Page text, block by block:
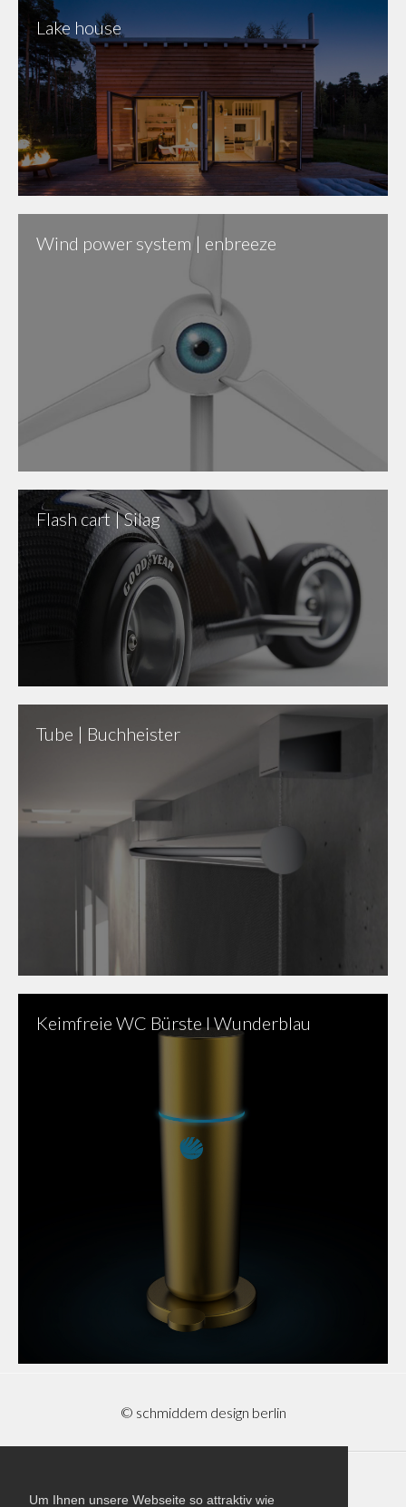
Um Ihnen unsere Webseite so attraktiv wie
Lake house
Wind power system | enbreeze
Flash cart | Silag
Tube | Buchheister
Keimfreie WC Bürste I Wunderblau
© schmiddem design berlin